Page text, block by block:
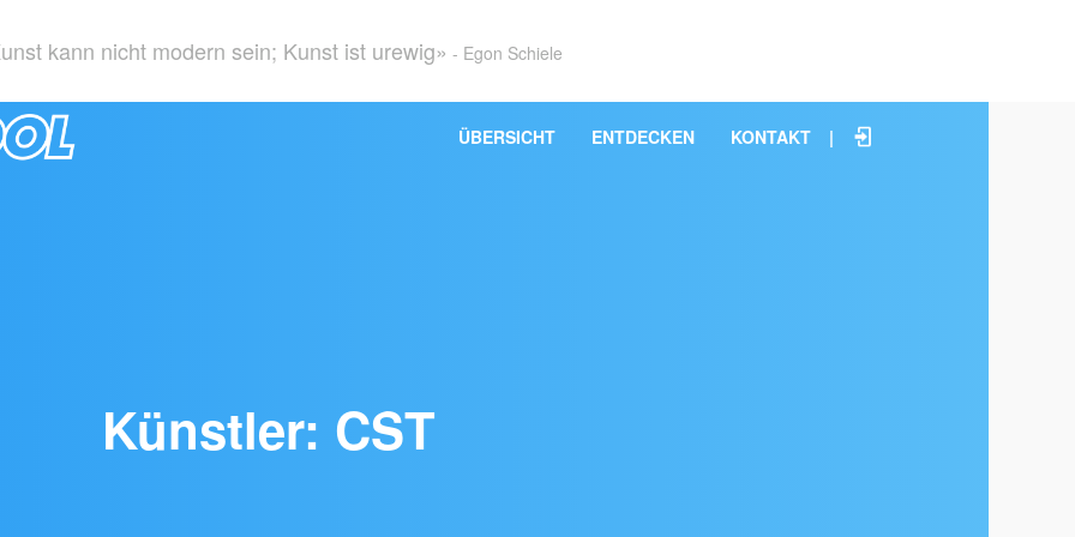
kann nicht modern sein; Kunst ist urewig» - Egon Schiele
ÜBERSICHT ENTDECKEN KONTAKT |
Künstler: CST